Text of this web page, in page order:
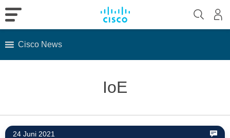
Cisco News
IoE
24 Juni 2021